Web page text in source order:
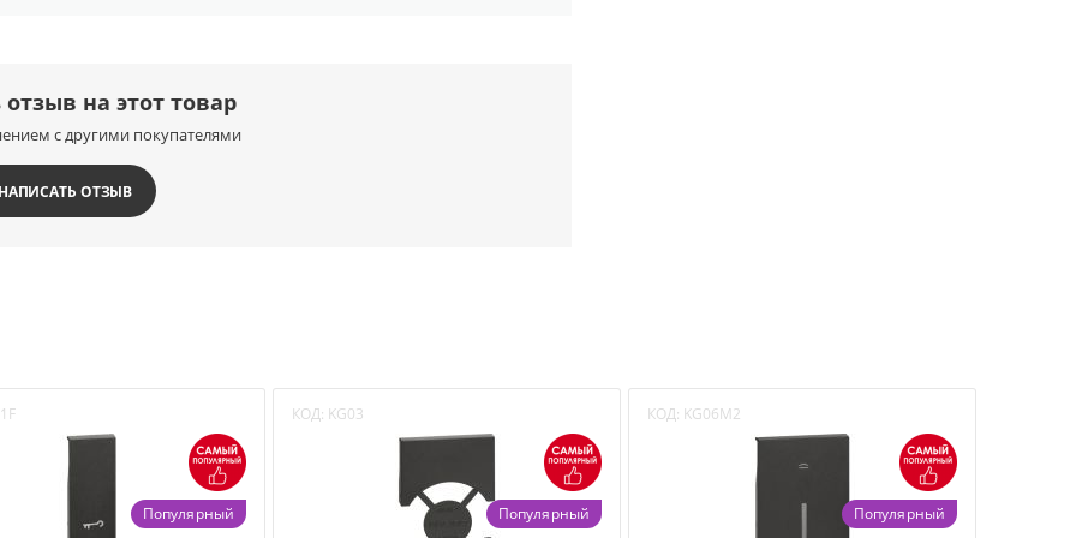
на этот товар
с другими покупателями
НАПИСАТЬ ОТЗЫВ
Популярный
КОД: KG03
Популярный
КОД: KG06M2
Популярный